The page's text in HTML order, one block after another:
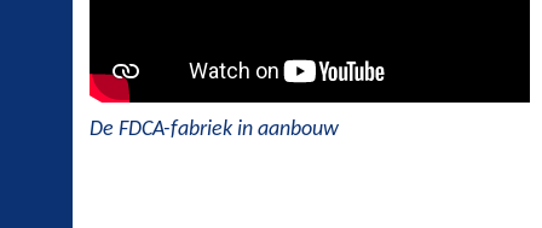
De FDCA-fabriek in aanbouw